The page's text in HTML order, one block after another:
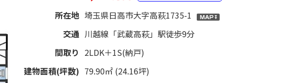
所在地 埼玉県日高市大字高萩1735-1
交通 川越線「武蔵高萩」駅徒歩9分
間取り 2LDK＋1S(納戸)
建物面積(坪数) 79.90㎡ (24.16坪)